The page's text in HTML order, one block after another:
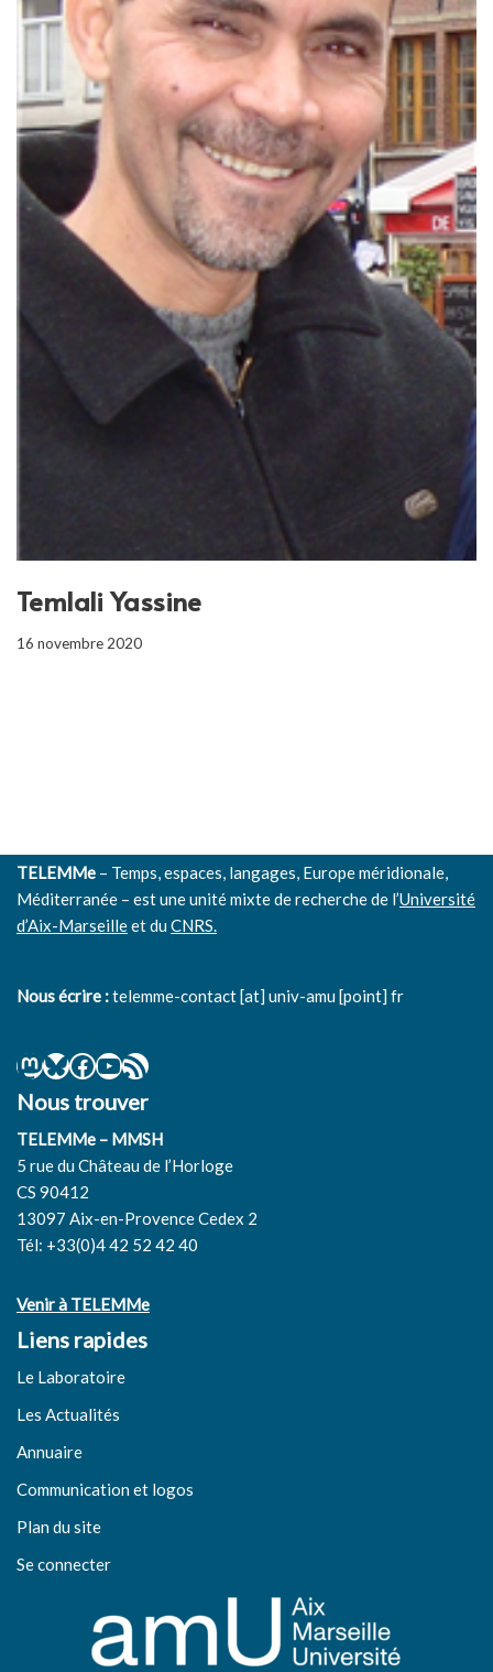
Temlali Yassine
16 novembre 2020
TELEMMe – Temps, espaces, langages, Europe méridionale,
Méditerranée – est une unité mixte de recherche de l’Université
d’Aix-Marseilleet duCNRS.
Nous écrire :telemme-contact [at] univ-amu [point] fr
Nous trouver
TELEMMe – MMSH
5 rue du Château de l’Horloge
CS 90412
13097 Aix-en-Provence Cedex 2
Tél: +33(0)4 42 52 42 40
Venir à TELEMMe
Liens rapides
Le Laboratoire
Les Actualités
Annuaire
Communication et logos
Plan du site
Se connecter